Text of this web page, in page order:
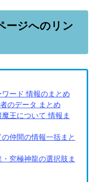
ージへのリン
ード 情報のまとめ
のデータ まとめ
王について 情報ま
仲間の情報一括まと
究極神龍の選択肢ま